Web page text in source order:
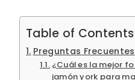
Table of Contents
Preguntas Frecuentes
¿Cuál es la mejor
jamón york para